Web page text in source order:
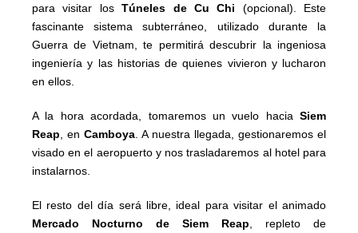
para visitar losTúneles de Cu Chi (opcional). Este
fascinante sistema subterráneo, utilizado durante la
Guerra de Vietnam, te permitirá descubrir la ingeniosa
ingeniería y las historias de quienes vivieron y lucharon
en ellos.
A la hora acordada, tomaremos un vuelo hacia Siem
Reap, en Camboya. A nuestra llegada, gestionaremos el
visado en el aeropuerto y nos trasladaremos al hotel para
instalarnos.
El resto del día será libre, ideal para visitar el animado
Mercado Nocturno de Siem Reap, repleto de